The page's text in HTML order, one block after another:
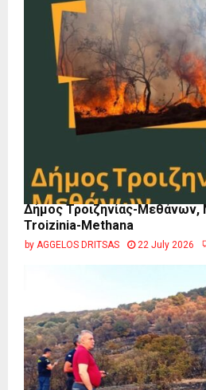
Δήμος Τροιζηνίας-Μεθάνων,
Troizinia-Methana
by AGGELOS DRITSAS 22 July 2026